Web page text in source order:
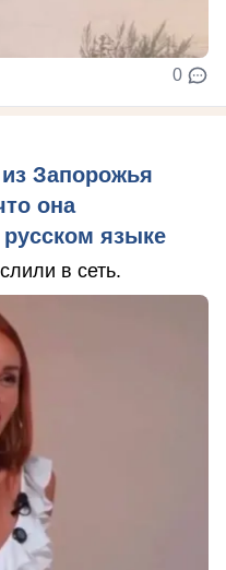
0
Запорожья
она
языке
в сеть.